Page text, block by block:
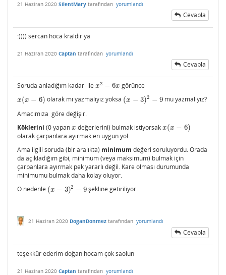
21 Haziran 2020 SilentMary tarafından yorumlandı
Cevapla
:)))) sercan hoca kraldır ya
21 Haziran 2020 Captan tarafından yorumlandı
Cevapla
Soruda anladığım kadarı ile x2 − 6x
x2−6x görünce
x(x − 6)
x(x− 6) olarak mı yazmalıyız yoksa (x − 3)2 − 9
(x− 3)2−9
mu yazmalıyız?
Amacımıza göre değişir.
Köklerini (0 yapan x
x değerlerini) bulmak istiyorsak x(x − 6)
x(x−6)
olarak çarpanlara ayırmak en uygun yol.
Ama ilgili soruda (bir aralıkta) minimum değeri soruluyordu. Orada
da açıkladığım gibi, minimum (veya maksimum) bulmak için
çarpanlara ayırmak pek yararlı değil. Kare olması durumunda
minimumu bulmak daha kolay oluyor.
O nedenle (x − 3)2 − 9
(x− 3)2−9 şekline getiriliyor.
21 Haziran 2020 DoganDonmez tarafından yorumlandı
Cevapla
teşekkür ederim doğan hocam çok saolun
21 Haziran 2020 Captan tarafından yorumlandı